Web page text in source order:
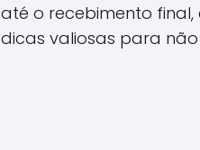
até o recebimento
dicas valiosas para